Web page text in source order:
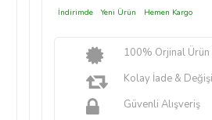
İndirimde Yeni Ürün Hemen Kargo
100% Orjinal Ürün
Kolay İade &
Güvenli Alışveriş